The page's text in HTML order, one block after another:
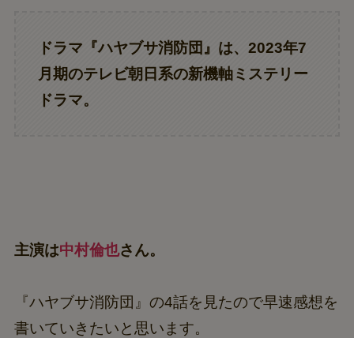
ドラマ『ハヤブサ消防団』は、2023年7
月期のテレビ朝日系の新機軸ミステリー
ドラマ。
主演は中村倫也さん。
『ハヤブサ消防団』の4話を見たので早速感想を
書いていきたいと思います。